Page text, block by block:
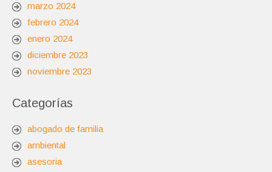
marzo 2024
febrero 2024
enero 2024
diciembre 2023
noviembre 2023
Categorías
abogado de familia
ambiental
asesoria